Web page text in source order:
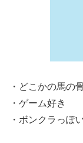
・どこかの馬の
・ゲーム好き
・ボンクラっぽ